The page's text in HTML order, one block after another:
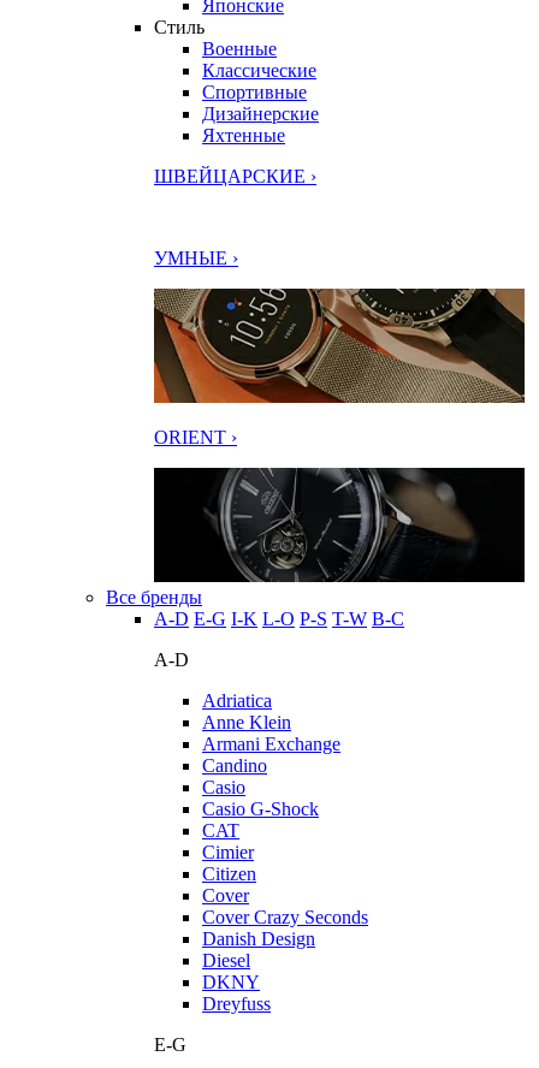
Японские
Стиль
Военные
Классические
Спортивные
Дизайнерские
Яхтенные
ШВЕЙЦАРСКИЕ ›
УМНЫЕ ›
ORIENT ›
Все бренды
A-D E-G I-K L-O P-S T-W В-С
A-D
Adriatica
Anne Klein
Armani Exchange
Candino
Casio
Casio G-Shock
CAT
Cimier
Citizen
Cover
Cover Crazy Seconds
Danish Design
Diesel
DKNY
Dreyfuss
E-G